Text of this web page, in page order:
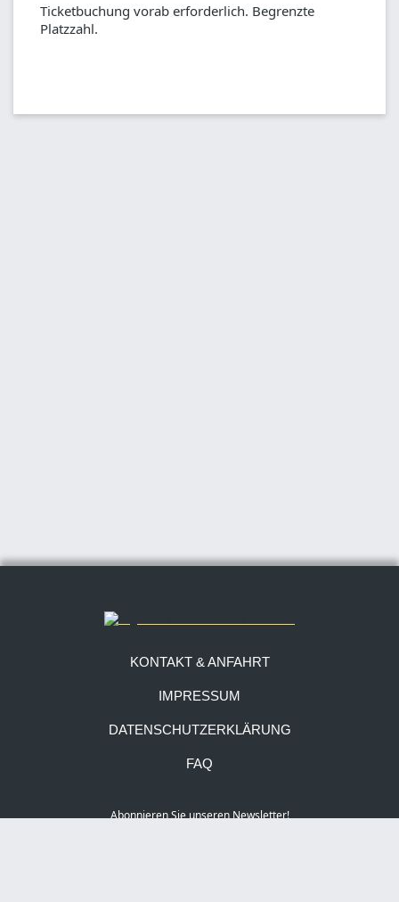
Ticketbuchung vorab erforderlich. Begrenzte
Platzzahl.
KONTAKT & ANFAHRT
IMPRESSUM
DATENSCHUTZERKLÄRUNG
FAQ
Abonnieren Sie unseren Newsletter!